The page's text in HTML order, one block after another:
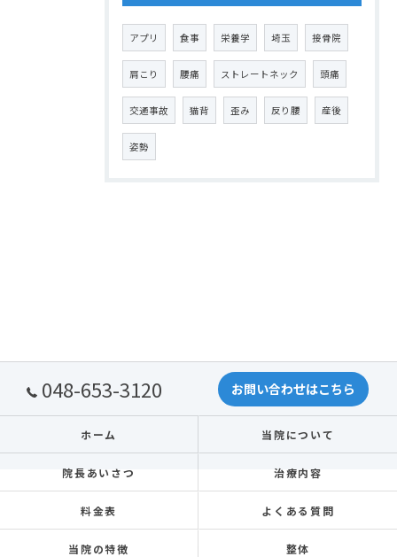
アプリ 食事 栄養学 埼玉 接骨院
肩こり 腰痛 ストレートネック 頭痛
交通事故 猫背 歪み 反り腰 産後
姿勢
048-653-3120 お問い合わせはこちら
ホーム 当院について
院長あいさつ 治療内容
料金表 よくある質問
当院の特徴 整体